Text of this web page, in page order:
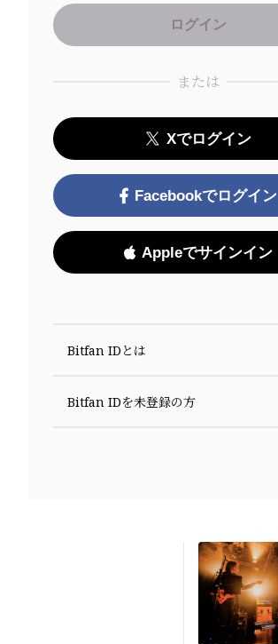
または
Xでログイン
Facebookでログイン
Appleでサインイン
Bitfan IDとは
Bitfan IDを未登録の方